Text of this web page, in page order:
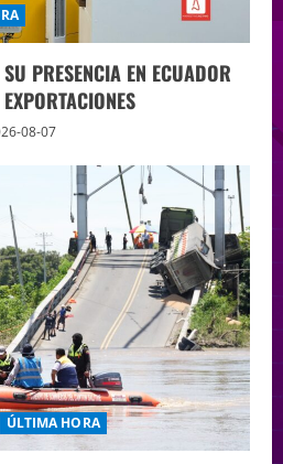
PRESENCIA EN ECUADOR
08-07
ÚLTIMA HORA